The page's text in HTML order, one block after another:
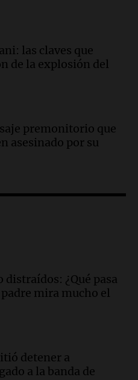
Perú: "Nos decía
el milagro''"
según informe
las claves que
de la explosión del
premonitorio que
asesinado por su
distraídos: ¿Qué pasa
mira mucho el
detener a
a la banda de